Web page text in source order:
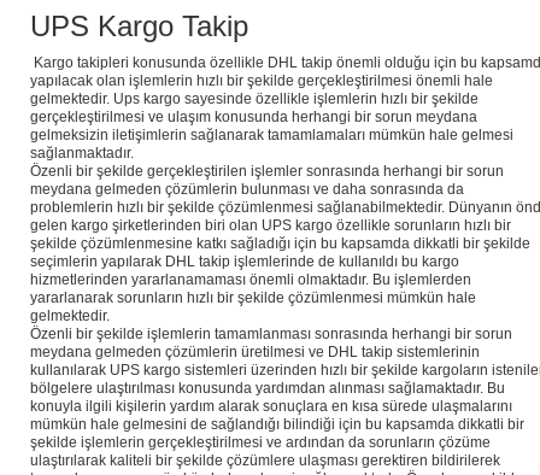
UPS Kargo Takip
Kargo takipleri konusunda özellikle DHL takip önemli olduğu için bu
yapılacak olan işlemlerin hızlı bir şekilde gerçekleştirilmesi önemli hale
gelmektedir. Ups kargo sayesinde özellikle işlemlerin hızlı bir şekilde
gerçekleştirilmesi ve ulaşım konusunda herhangi bir sorun meydana
gelmeksizin iletişimlerin sağlanarak tamamlamaları mümkün hale gelmesi
sağlanmaktadır.
Özenli bir şekilde gerçekleştirilen işlemler sonrasında herhangi bir sorun
meydana gelmeden çözümlerin bulunması ve daha sonrasında da
problemlerin hızlı bir şekilde çözümlenmesi sağlanabilmektedir. Dünyanın
gelen kargo şirketlerinden biri olan UPS kargo özellikle sorunların hızlı bir
şekilde çözümlenmesine katkı sağladığı için bu kapsamda dikkatli bir şekilde
seçimlerin yapılarak DHL takip işlemlerinde de kullanıldı bu kargo
hizmetlerinden yararlanamaması önemli olmaktadır. Bu işlemlerden
yararlanarak sorunların hızlı bir şekilde çözümlenmesi mümkün hale
gelmektedir.
Özenli bir şekilde işlemlerin tamamlanması sonrasında herhangi bir sorun
meydana gelmeden çözümlerin üretilmesi ve DHL takip sistemlerinin
kullanılarak UPS kargo sistemleri üzerinden hızlı bir şekilde kargoların
bölgelere ulaştırılması konusunda yardımdan alınması sağlamaktadır. Bu
konuyla ilgili kişilerin yardım alarak sonuçlara en kısa sürede ulaşmalarını
mümkün hale gelmesini de sağlandığı bilindiği için bu kapsamda dikkatli bir
şekilde işlemlerin gerçekleştirilmesi ve ardından da sorunların çözüme
ulaştırılarak kaliteli bir şekilde çözümlere ulaşması gerektiren bildirilerek